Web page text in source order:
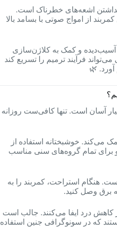
نداشتن اشعه‌های خطرناک است.
از امواج صوتی با بسامد بالا
آسیب‌دیده و کمک به کلاژن‌سازی
فرآیند ترمیم را تسریع کند
🌿
آسان است. تنها کافی‌ست روزانه
می‌کند. خوشبختانه استفاده از
برای تمام گروه‌های سنی مناسب
هنگام استراحت، کمربند را به
برق وصل کنید.
درد ایفا می‌کنند. جالب است
که در سونوگرافی جنین استفاده